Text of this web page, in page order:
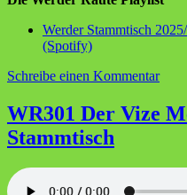
Werder Stammtisch
(Spotify)
Schreibe einen Kommentarzu
302
die
WM
WR301 Der Vize
Stammtisch